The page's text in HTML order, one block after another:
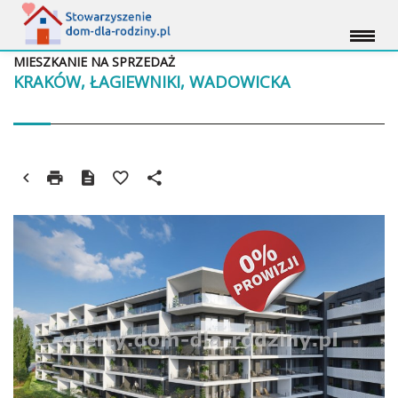
KRAKÓW, ŁAGIEWNIKI, WADOWICKA
MIESZKANIE NA SPRZEDAŻ